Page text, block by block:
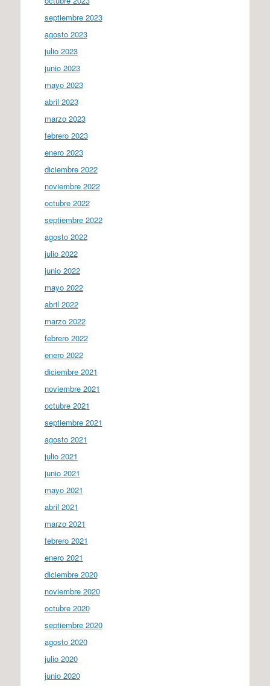
septiembre 2023
agosto 2023
julio 2023
junio 2023
mayo 2023
abril 2023
marzo 2023
febrero 2023
enero 2023
diciembre 2022
noviembre 2022
octubre 2022
septiembre 2022
agosto 2022
julio 2022
junio 2022
mayo 2022
abril 2022
marzo 2022
febrero 2022
enero 2022
diciembre 2021
noviembre 2021
octubre 2021
septiembre 2021
agosto 2021
julio 2021
junio 2021
mayo 2021
abril 2021
marzo 2021
febrero 2021
enero 2021
diciembre 2020
noviembre 2020
octubre 2020
septiembre 2020
agosto 2020
julio 2020
junio 2020